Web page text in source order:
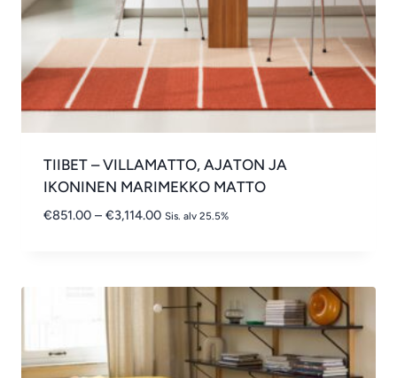
TIIBET – VILLAMATTO, AJATON JA
IKONINEN MARIMEKKO MATTO
€851.00 – €3,114.00Hintaluokka:
Sis. alv 25.5%